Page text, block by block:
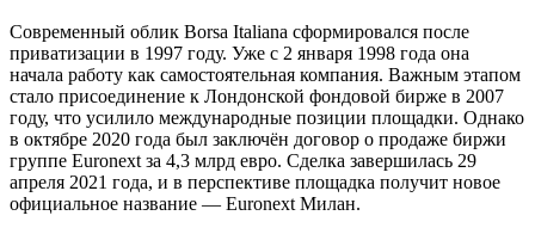
Современный облик Borsa Italiana сформировался после
приватизации в 1997 году. Уже с 2 января 1998 года она
начала работу как самостоятельная компания. Важным этапом
стало присоединение к Лондонской фондовой бирже в 2007
году, что усилило международные позиции площадки. Однако
в октябре 2020 года был заключён договор о продаже биржи
группе Euronext за 4,3 млрд евро. Сделка завершилась 29
апреля 2021 года, и в перспективе площадка получит новое
официальное название — Euronext Милан.